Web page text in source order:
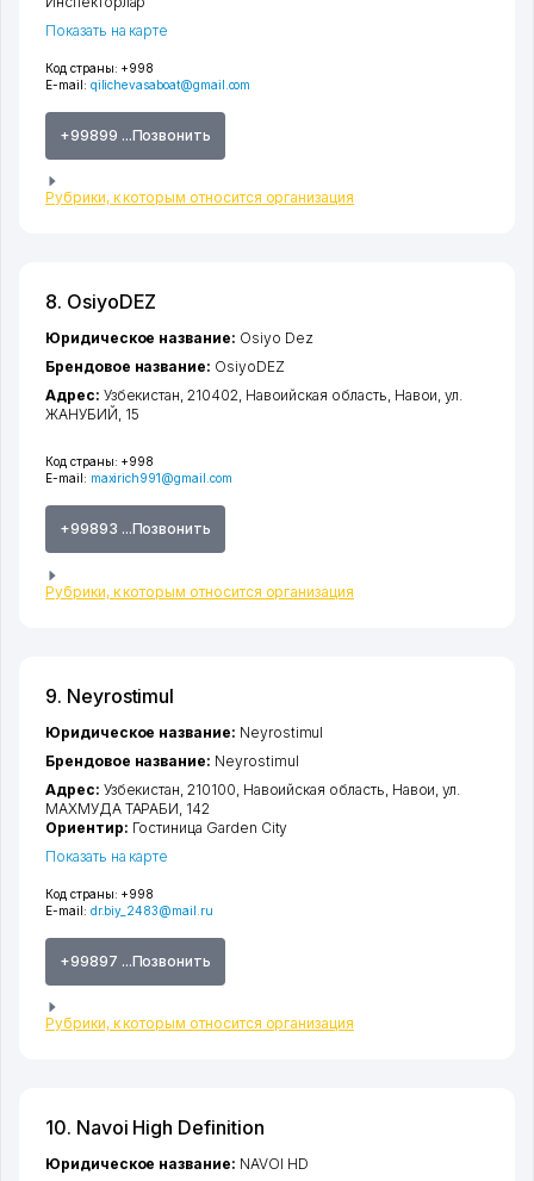
Код страны: +998
E-mail: qilichevasaboat@gmail.com
+99899 ...Позвонить
Рубрики, к которым относится организация
Показать на карте
8. OsiyoDEZ
Код страны: +998
E-mail: maxirich991@gmail.com
+99893 ...Позвонить
Рубрики, к которым относится организация
Юридическое название: Osiyo Dez
Брендовое название: OsiyoDEZ
Адрес: Узбекистан, 210402, Навоийская область, Навои,ул.
ЖАНУБИЙ, 15
9. Neyrostimul
Код страны: +998
E-mail: dr.biy_2483@mail.ru
+99897 ...Позвонить
Рубрики, к которым относится организация
Юридическое название: Neyrostimul
Брендовое название: Neyrostimul
Адрес: Узбекистан, 210100, Навоийская область Навои ,ул.
МАХМУДА ТАРАБИ , 142
Ориентир: Гостиница Garden Сity
Показать на карте
10. Navoi High Definition
Юридическое название: NAVOI HD